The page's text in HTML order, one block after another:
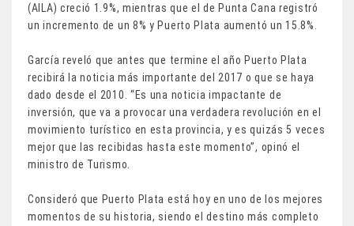
(AILA) creció 1.9%, mientras que el de Punta Cana registró
un incremento de un 8% y Puerto Plata aumentó un 15.8%.
García reveló que antes que termine el año Puerto Plata
recibirá la noticia más importante del 2017 o que se haya
dado desde el 2010. “Es una noticia impactante de
inversión, que va a provocar una verdadera revolución en el
movimiento turístico en esta provincia, y es quizás 5 veces
mejor que las recibidas hasta este momento”, opinó el
ministro de Turismo.
Consideró que Puerto Plata está hoy en uno de los mejores
momentos de su historia, siendo el destino más completo